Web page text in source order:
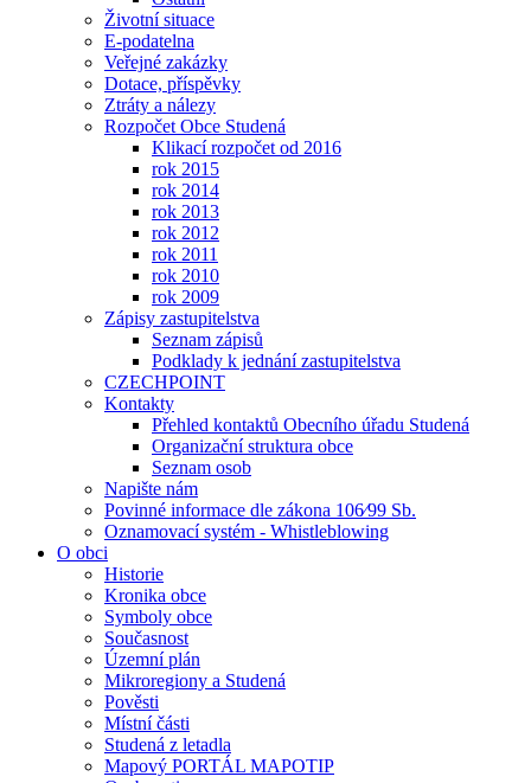
Životní situace
E-podatelna
Veřejné zakázky
Dotace, příspěvky
Ztráty a nálezy
Rozpočet Obce Studená
Klikací rozpočet od 2016
rok 2015
rok 2014
rok 2013
rok 2012
rok 2011
rok 2010
rok 2009
Zápisy zastupitelstva
Seznam zápisů
Podklady k jednání zastupitelstva
CZECHPOINT
Kontakty
Přehled kontaktů Obecního úřadu Studená
Organizační struktura obce
Seznam osob
Napište nám
Povinné informace dle zákona 106⁄99 Sb.
Oznamovací systém - Whistleblowing
O obci
Historie
Kronika obce
Symboly obce
Současnost
Územní plán
Mikroregiony a Studená
Pověsti
Místní části
Studená z letadla
Mapový PORTÁL MAPOTIP